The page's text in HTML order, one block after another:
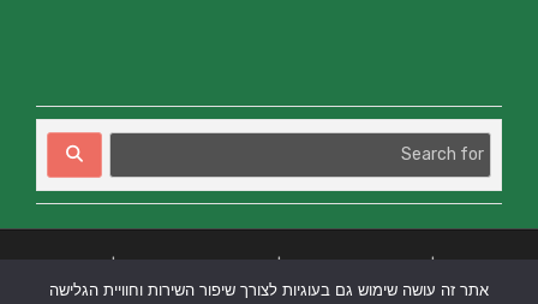
בבאר שבע |
אתר זה עושה שימוש גם בעוגיות לצורך שיפור השירות וחוויית הגלישה